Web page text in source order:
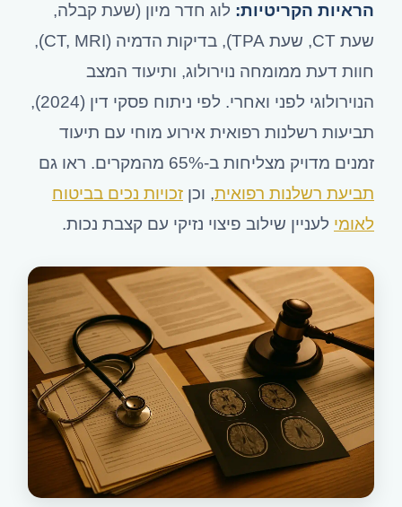
הראיות הקריטיות: לוג חדר מיון (שעת קבלה,
שעת CT, שעת TPA), בדיקות הדמיה (CT, MRI),
חוות דעת ממומחה נוירולוג, ותיעוד המצב
הנוירולוגי לפני ואחרי. לפי ניתוח פסקי דין (2024),
תביעות רשלנות רפואית אירוע מוחי עם תיעוד
זמנים מדויק מצליחות ב-65% מהמקרים. ראו גם
תביעת רשלנות רפואית, וכן זכויות נכים בביטוח
לאומי לעניין שילוב פיצוי נזיקי עם קצבת נכות.